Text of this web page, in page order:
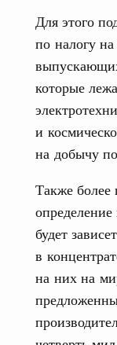
Для этого
по налогу
которые
и
на добычу
Также более
будет
в
на них на